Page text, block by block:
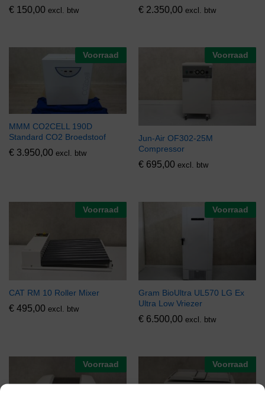
€ 150,00 excl. btw € 2.350,00 excl. btw
Voorraad
MMM CO2CELL 190D
Standard CO2 Broedstoof
€ 3.950,00 excl. btw
Voorraad
Jun-Air OF302-25M
Compressor
€ 695,00 excl. btw
Voorraad
CAT RM 10 Roller Mixer
€ 495,00 excl. btw
Voorraad
Gram BioUltra UL570 LG Ex
Ultra Low Vriezer
€ 6.500,00 excl. btw
Voorraad Voorraad